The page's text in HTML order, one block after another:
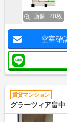
画像 : 20枚
空室確
賃貸マンション
グラーツィア畠中